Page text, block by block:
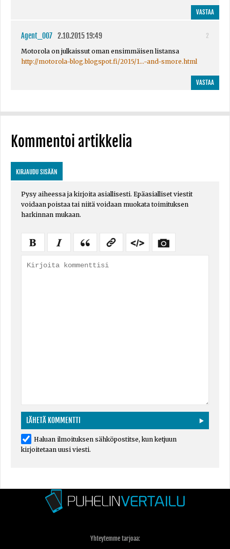
VASTAA
Agent_007 2.10.2015 19:49
2
Motorola on julkaissut oman ensimmäisen listansa
http://motorola-blog.blogspot.fi/2015/1...-and-smore.html
VASTAA
Kommentoi artikkelia
KIRJAUDU SISÄÄN
Pysy aiheessa ja kirjoita asiallisesti. Epäasialliset viestit
voidaan poistaa tai niitä voidaan muokata toimituksen
harkinnan mukaan.
Haluan ilmoituksen sähköpostitse, kun ketjuun
kirjoitetaan uusi viesti.
Yhteytemme tarjoaa: